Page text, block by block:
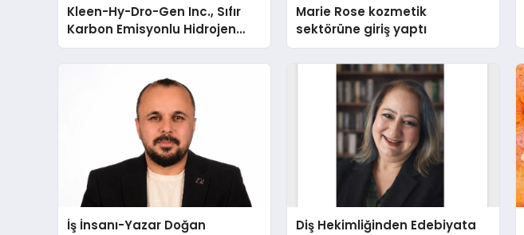
Kleen-Hy-Dro-Gen Inc., Sıfır
Karbon Emisyonlu Hidrojen
Isıtma Teknolojisinde ISO ve
TSSA Düzenleyici Onaylarını
Marie Rose kozmetik
sektörüne giriş yaptı
İş İnsanı-Yazar Doğan
Diş Hekimliğinden Edebiyata